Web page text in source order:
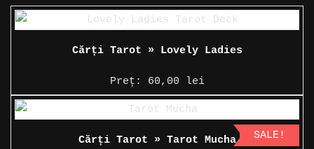
Cărți Tarot » Lovely Ladies
Preț: 60,00 lei
SALE!
Cărți Tarot » Tarot Mucha